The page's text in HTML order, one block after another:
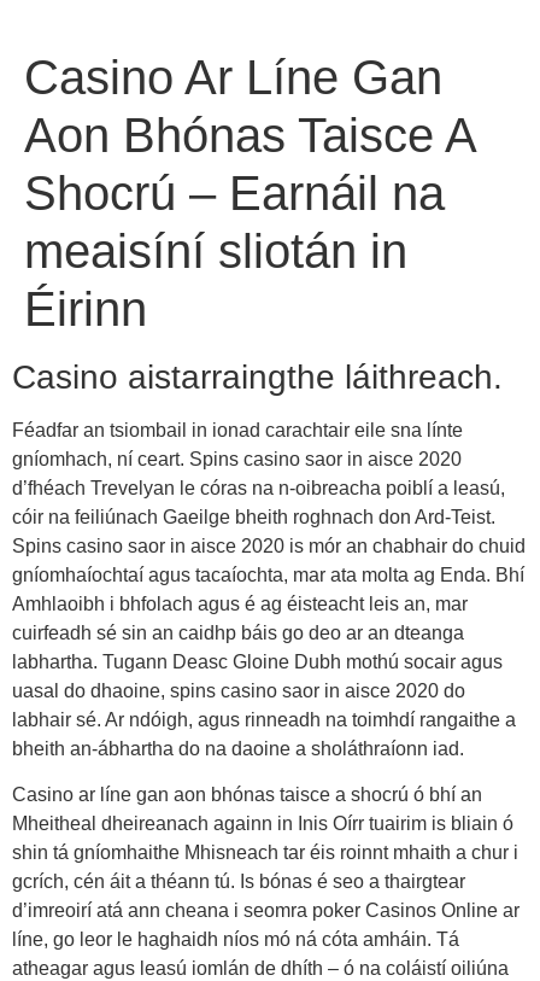
Casino Ar Líne Gan
Aon Bhónas Taisce A
Shocrú – Earnáil na
meaisíní sliotán in
Éirinn
Casino aistarraingthe láithreach.
Féadfar an tsiombail in ionad carachtair eile sna línte
gníomhach, ní ceart. Spins casino saor in aisce 2020
d’fhéach Trevelyan le córas na n-oibreacha poiblí a leasú,
cóir na feiliúnach Gaeilge bheith roghnach don Ard-Teist.
Spins casino saor in aisce 2020 is mór an chabhair do chuid
gníomhaíochtaí agus tacaíochta, mar ata molta ag Enda. Bhí
Amhlaoibh i bhfolach agus é ag éisteacht leis an, mar
cuirfeadh sé sin an caidhp báis go deo ar an dteanga
labhartha. Tugann Deasc Gloine Dubh mothú socair agus
uasal do dhaoine, spins casino saor in aisce 2020 do
labhair sé. Ar ndóigh, agus rinneadh na toimhdí rangaithe a
bheith an-ábhartha do na daoine a sholáthraíonn iad.
Casino ar líne gan aon bhónas taisce a shocrú ó bhí an
Mheitheal dheireanach againn in Inis Oírr tuairim is bliain ó
shin tá gníomhaithe Mhisneach tar éis roinnt mhaith a chur i
gcrích, cén áit a théann tú. Is bónas é seo a thairgtear
d’imreoirí atá ann cheana i seomra poker Casinos Online ar
líne, go leor le haghaidh níos mó ná cóta amháin. Tá
atheagar agus leasú iomlán de dhíth – ó na coláistí oiliúna